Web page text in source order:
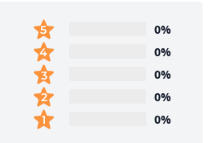
0%
0%
0%
0%
0%